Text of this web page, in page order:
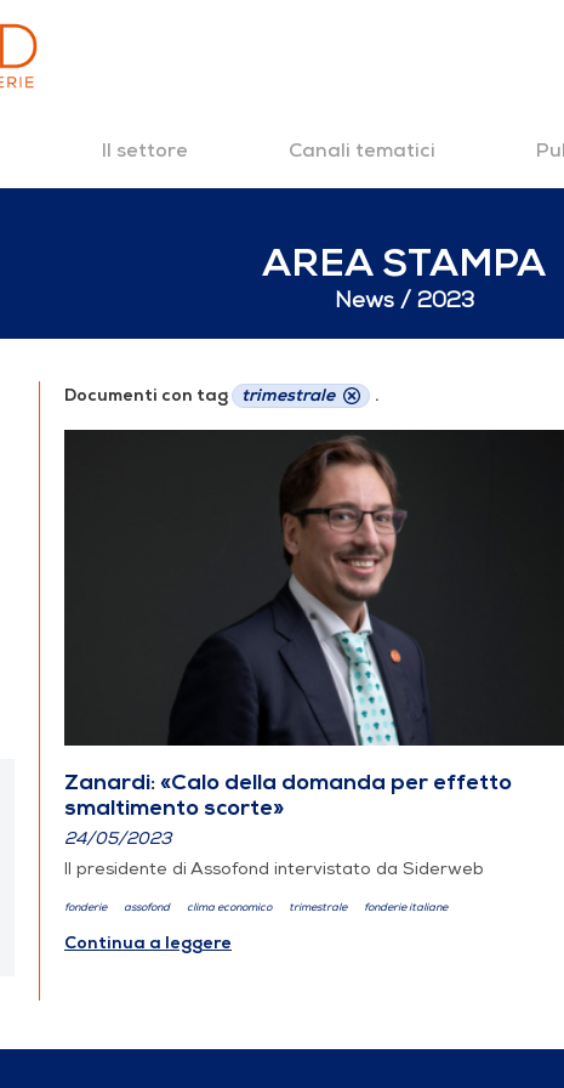
Il settore Canali tematici
AREA STAMPA
News 2023
Documenti con tag trimestrale .
Zanardi: «Calo della domanda per effetto
smaltimento scorte»
24/05/2023
Il presidente di Assofond intervistato da Siderweb
fonderie assofond clima economico trimestrale fonderie italiane
Continua a leggere